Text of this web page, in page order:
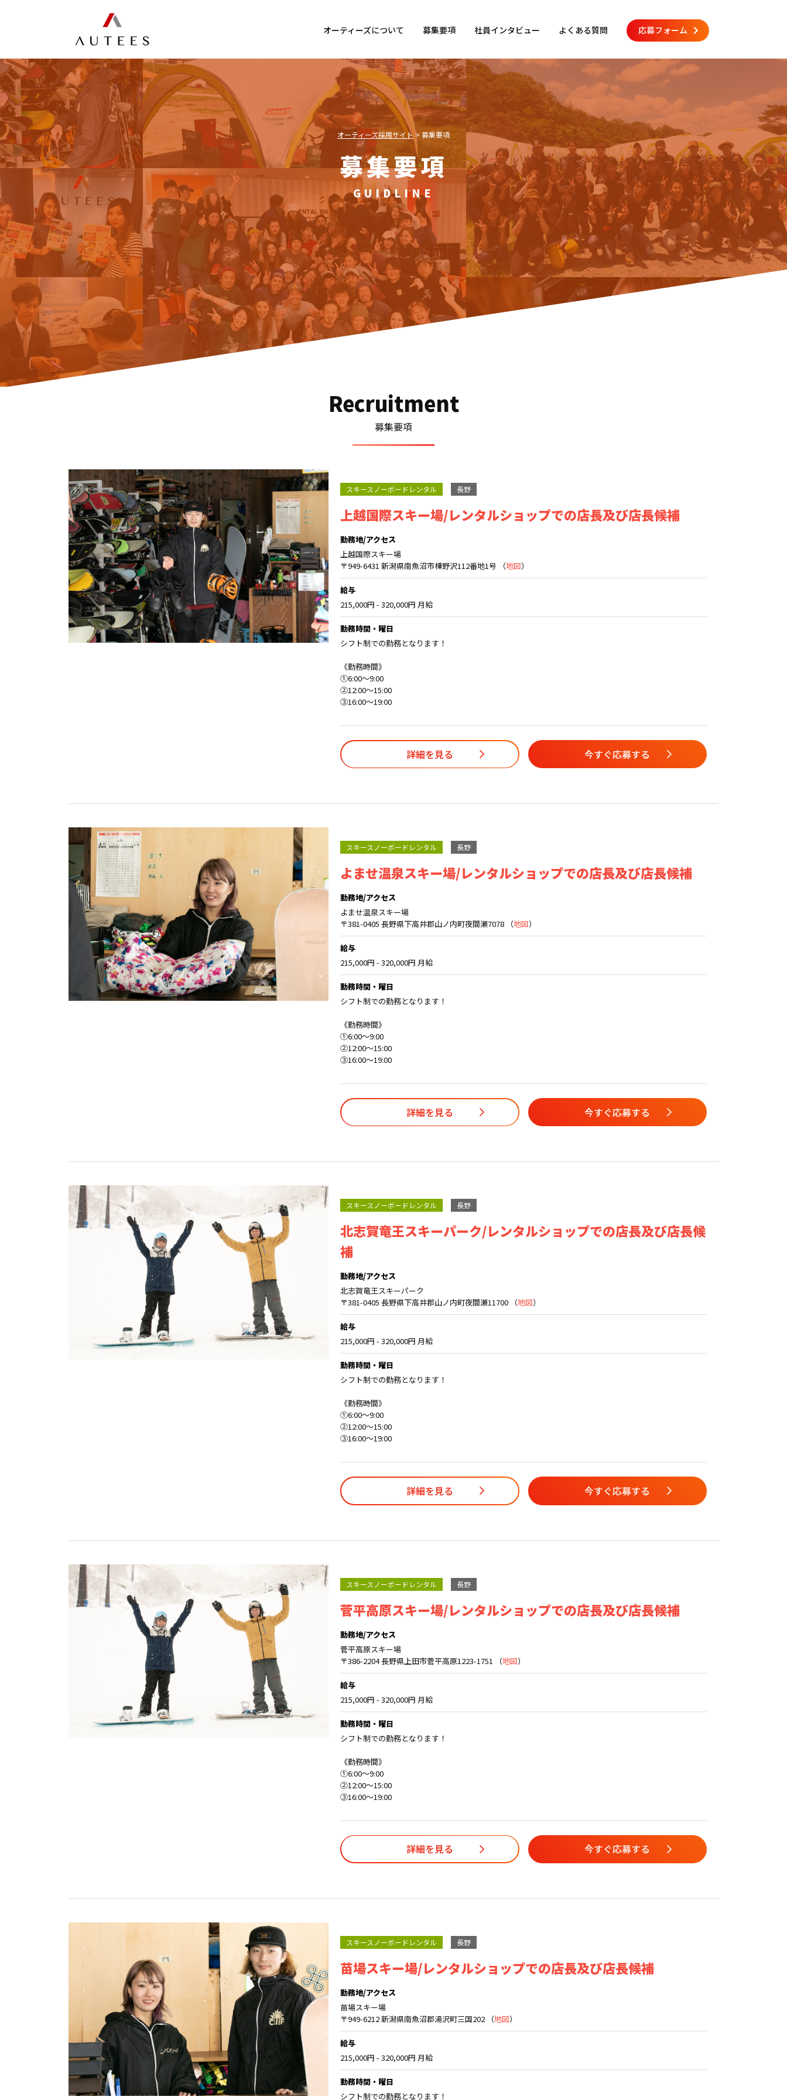
オーティーズについて 募集要項 社員インタビュー よくある質問 応募フォーム
オーティーズ採用サイト>募集要項
募集要項
GUIDLINE
Recruitment
募集要項
スキースノーボードレンタル 長野
上越国際スキー場/レンタルショップでの店長及び店長候補
勤務地/アクセス
上越国際スキー場
〒949-6431 新潟県南魚沼市樺野沢112番地1号 （地図）
給与
215,000円 - 320,000円 月給
勤務時間・曜日
シフト制での勤務となります！
《勤務時間》
①6:00〜9:00
②12:00〜15:00
③16:00〜19:00
詳細を見る 今すぐ応募する
スキースノーボードレンタル 長野
よませ温泉スキー場/レンタルショップでの店長及び店長候補
勤務地/アクセス
よませ温泉スキー場
〒381-0405 長野県下高井郡山ノ内町夜間瀬7078 （地図）
給与
215,000円 - 320,000円 月給
勤務時間・曜日
シフト制での勤務となります！
《勤務時間》
①6:00〜9:00
②12:00〜15:00
③16:00〜19:00
詳細を見る 今すぐ応募する
スキースノーボードレンタル 長野
北志賀竜王スキーパーク/レンタルショップでの店長及び店長候
補
勤務地/アクセス
北志賀竜王スキーパーク
〒381-0405 長野県下高井郡山ノ内町夜間瀬11700 （地図）
給与
215,000円 - 320,000円 月給
勤務時間・曜日
シフト制での勤務となります！
《勤務時間》
①6:00〜9:00
②12:00〜15:00
③16:00〜19:00
詳細を見る 今すぐ応募する
スキースノーボードレンタル 長野
菅平高原スキー場/レンタルショップでの店長及び店長候補
勤務地/アクセス
菅平高原スキー場
〒386-2204 長野県上田市菅平高原1223-1751 （地図）
給与
215,000円 - 320,000円 月給
勤務時間・曜日
シフト制での勤務となります！
《勤務時間》
①6:00〜9:00
②12:00〜15:00
③16:00〜19:00
詳細を見る 今すぐ応募する
スキースノーボードレンタル 長野
苗場スキー場/レンタルショップでの店長及び店長候補
勤務地/アクセス
苗場スキー場
〒949-6212 新潟県南魚沼郡湯沢町三国202 （地図）
給与
215,000円 - 320,000円 月給
勤務時間・曜日
シフト制での勤務となります！